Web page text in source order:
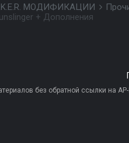
МОДИФИКАЦИИ
+ Дополнения
без обратной ссылки на